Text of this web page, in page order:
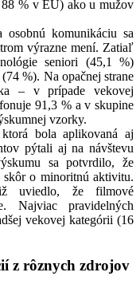
% v EÚ) ako u mužov
osobnú komunikáciu sa
výrazne mení. Zatiaľ
seniori (45,1 %)
%). Na opačnej strane
– v prípade vekovej
91,3 % a v skupine
vzorky.
bola aplikovaná aj
pýtali aj na návštevu
sa potvrdilo, že
skôr o minoritnú aktivitu.
uviedlo, že filmové
Najviac pravidelných
vekovej kategórii (16
z rôznych zdrojov